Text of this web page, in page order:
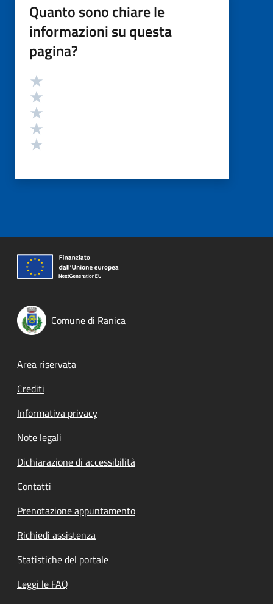
Quanto sono chiare le
informazioni su questa
pagina?
Valutazione
Comune di Ranica
Footer menu
Area riservata
Crediti
Informativa privacy
Note legali
Dichiarazione di accessibilità
Contatti
Prenotazione appuntamento
Richiedi assistenza
Statistiche del portale
Leggi le FAQ